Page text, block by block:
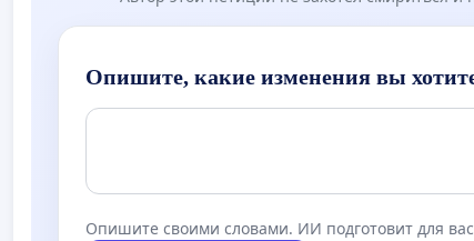
Опишите, какие изменения вы
Опишите своими словами. ИИ подготовит для